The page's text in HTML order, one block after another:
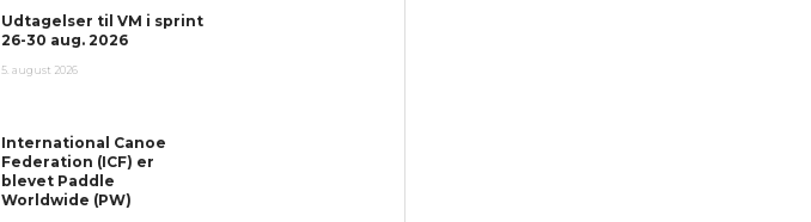
Udtagelser til VM i sprint
26-30 aug. 2026
5. august 2026
International Canoe
Federation (ICF) er
blevet Paddle
Worldwide (PW)